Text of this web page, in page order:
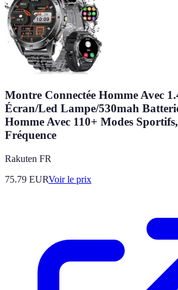
Montre Connectée Homme Avec
Écran/Led Lampe/530mah
Homme Avec 110+ Modes
Fréquence
Rakuten FR
75.79 EURVoir le prix